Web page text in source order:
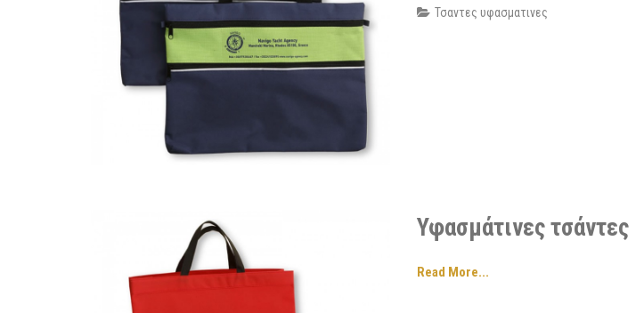
Τσαντες υφασματινες
Υφασμάτινες τσάντες
Read More...